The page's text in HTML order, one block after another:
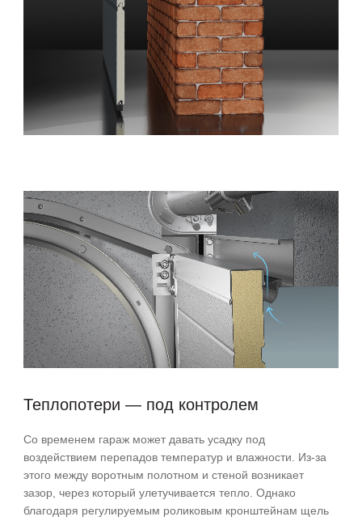
Теплопотери — под контролем
Со временем гараж может давать усадку под
воздействием перепадов температур и влажности. Из-за
этого между воротным полотном и стеной возникает
зазор, через который улетучивается тепло. Однако
благодаря регулируемым роликовым кронштейнам щель